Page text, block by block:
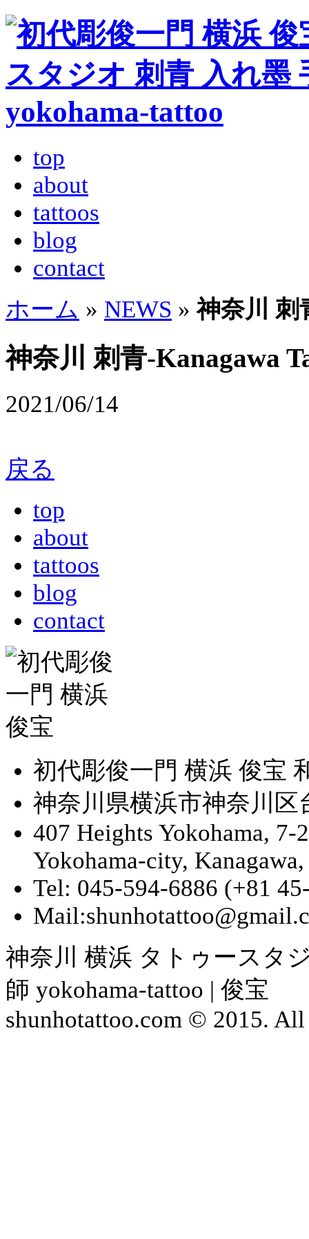
top
about
tattoos
blog
contact
ホーム » NEWS »神奈川 刺
神奈川 刺青-Kanagawa
2021/06/14
戻る
top
about
tattoos
blog
contact
初代彫俊一門 横浜 俊宝
神奈川県横浜市神奈川区
407 Heights Yokohama,
Yokohama-city, Kanagawa,
Tel: 045-594-6886 (+81
神奈川 横浜 タトゥースタ
師 yokohama-tattoo | 俊宝
shunhotattoo.com © 2015. All